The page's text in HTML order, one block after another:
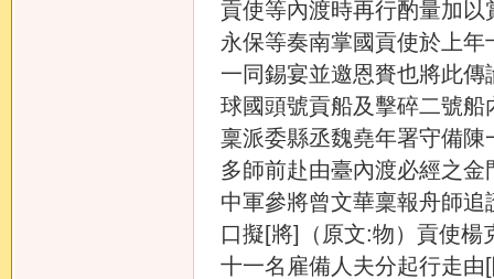
貢使等內渡時再行酌量加
永保等奏南掌國貢使於上
一同錫宴並邀恩賚也將此
球國頭號貢船及擊碎二號
稟派委縣丞魏堯年署守備
多師前赴由臺內渡必經之
中軍參將曾文華稟報舟師
口擬[將]（原文:物）貢使楊
十一名雇備人夫分起行走